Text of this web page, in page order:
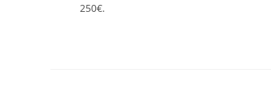
250€.